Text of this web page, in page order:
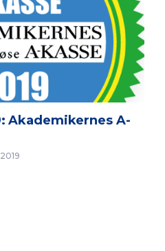
Akademikernes A-